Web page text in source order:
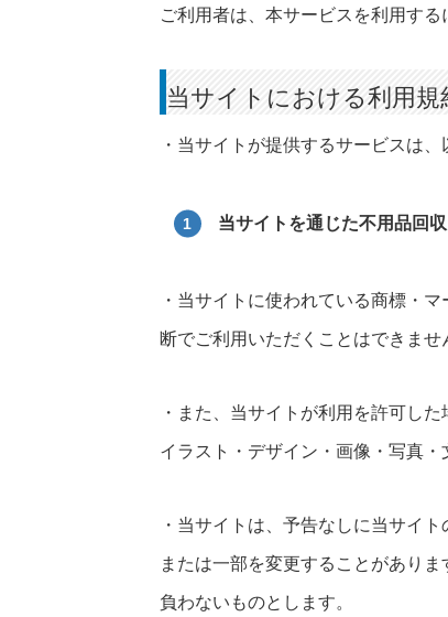
ご利用者は、本サービスを利用す
当サイトにおける利用規
・当サイトが提供するサービスは、
当サイトを通じた不用品回
・当サイトに使われている商標・
断でご利用いただくことはできませ
・また、当サイトが利用を許可し
イラスト・デザイン・画像・写真
・当サイトは、予告なしに当サイ
または一部を変更することがあり
負わないものとします。